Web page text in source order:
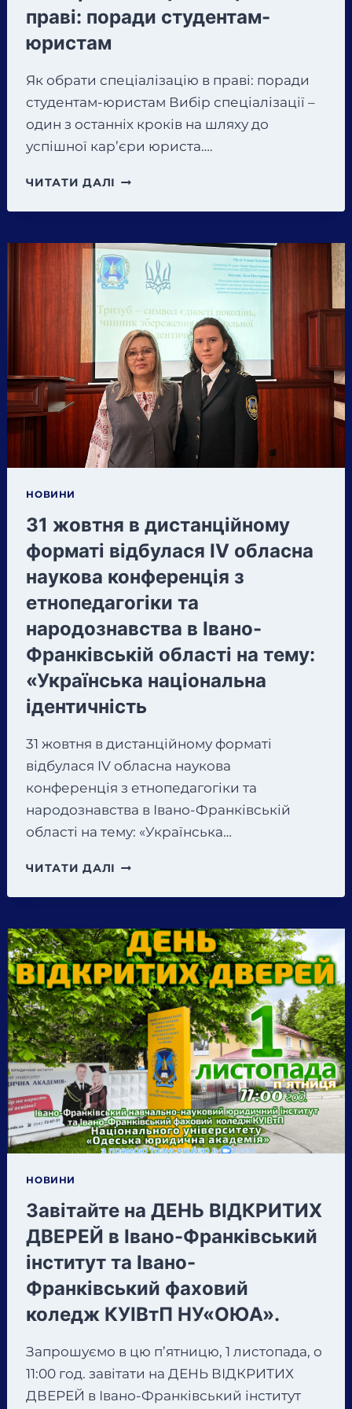
ПРОВЕЛИ
ВІДКРИТИХ
ДВЕРЕЙ
МАЙБУТНІХ
АБІТУРІЄНТІВ.
праві: поради студентам-
юристам
Як обрати спеціалізацію в праві: поради
студентам-юристам Вибір спеціалізації –
один з останніх кроків на шляху до
успішної кар’єри юриста….
ЧИТАТИ ДАЛІ ЯК
СПЕЦІАЛІЗАЦІЮ
ПРАВІ:
ПОРАДИ
СТУДЕНТАМ-
ЮРИСТАМ
НОВИНИ
31 жовтня в дистанційному
форматі відбулася IV обласна
наукова конференція з
етнопедагогіки та
народознавства в Івано-
Франківській області на тему:
«Українська національна
ідентичність
31 жовтня в дистанційному форматі
відбулася IV обласна наукова
конференція з етнопедагогіки та
народознавства в Івано-Франківській
області на тему: «Українська…
ЧИТАТИ ДАЛІ 31
В
ФОРМАТІ
ВІДБУЛАСЯ
IV
ОБЛАСНА
НАУКОВА
КОНФЕРЕНЦІЯ
З
ЕТНОПЕДАГОГІКИ
ТА
НАРОДОЗНАВСТВА
В
ІВАНО-
ФРАНКІВСЬКІЙ
ТЕМУ:
«УКРАЇНСЬКА
НАЦІОНАЛЬНА
ІДЕНТИЧНІСТЬ
НОВИНИ
Завітайте на ДЕНЬ ВІДКРИТИХ
ДВЕРЕЙ в Івано-Франківський
інститут та Івано-
Франківський фаховий
коледж КУІВтП НУ«ОЮА».
Запрошуємо в цю п’ятницю, 1 листопада, о
11:00 год. завітати на ДЕНЬ ВІДКРИТИХ
ДВЕРЕЙ в Івано-Франківський інститут